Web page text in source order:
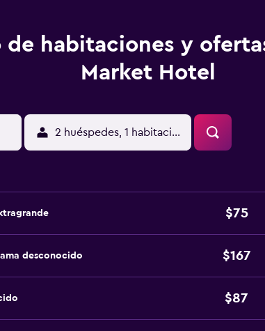
de habitaciones y
Market Hotel
2 huéspedes, 1 habitación
$75
desconocido $167
$87